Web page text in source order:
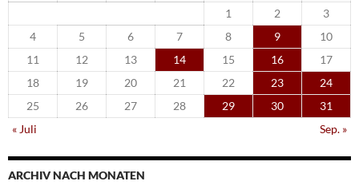
1
2
3
4
5 6 7 8 9
10
11
12 13 14 15 16
17
18
19 20 21 22 23
24
25
26 27 28 29 30
31
« Juli
Sep. »
ARCHIV NACH MONATEN